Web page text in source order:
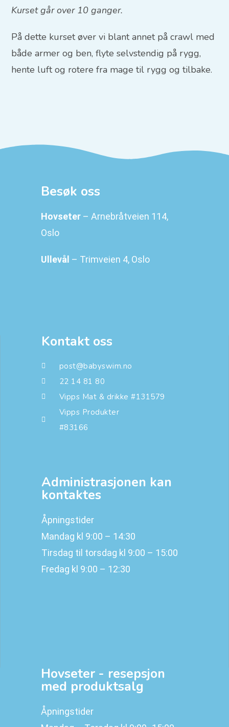
Kurset går over 10 ganger.
På dette kurset øver vi blant annet på crawl med
både armer og ben, flyte selvstendig på rygg,
hente luft og rotere fra mage til rygg og tilbake.
Besøk oss
Hovseter – Arnebråtveien 114,
Oslo
Ullevål – Trimveien 4, Oslo
Kontakt oss
post@babyswim.no
22 14 81 80
Vipps Mat & drikke #131579
Vipps Produkter
#83166
Administrasjonen kan
kontaktes
Åpningstider
Mandag kl 9:00 – 14:30
Tirsdag til torsdag kl 9:00 – 15:00
Fredag kl 9:00 – 12:30
Hovseter - resepsjon
med produktsalg
Åpningstider